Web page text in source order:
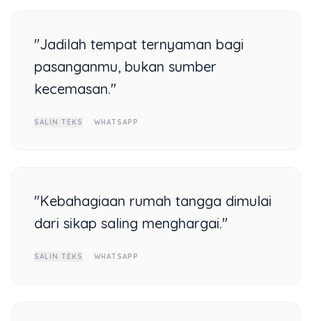
"Jadilah tempat ternyaman bagi
pasanganmu, bukan sumber
kecemasan."
SALIN TEKS WHATSAPP
"Kebahagiaan rumah tangga dimulai
dari sikap saling menghargai."
SALIN TEKS WHATSAPP